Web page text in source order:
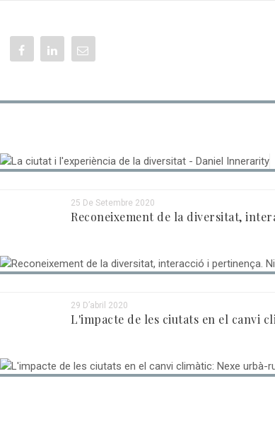
1 De Desembre 2020
25 De Setembre 2020
Reconeixement de la diversitat,
29 D’abril 2020
L'impacte de les ciutats en el canvi